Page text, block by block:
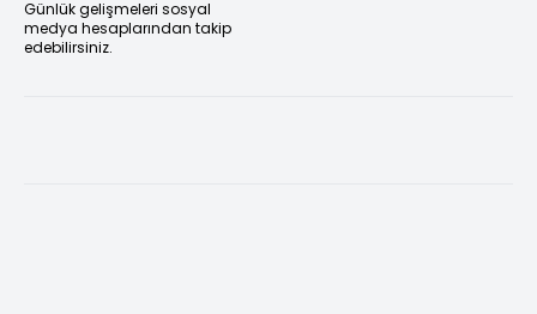
Günlük gelişmeleri sosyal
medya hesaplarından takip
edebilirsiniz.